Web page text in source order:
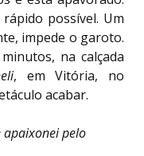
possível. Um
impede o garoto.
na calçada
, em Vitória, no
acabar.
apaixonei pelo